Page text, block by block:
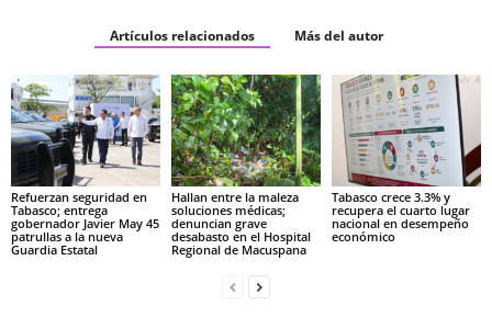
Artículos relacionados Más del autor
Refuerzan seguridad en
Tabasco; entrega
gobernador Javier May 45
patrullas a la nueva
Guardia Estatal
Hallan entre la maleza
soluciones médicas;
denuncian grave
desabasto en el Hospital
Regional de Macuspana
Tabasco crece 3.3% y
recupera el cuarto lugar
nacional en desempeño
económico